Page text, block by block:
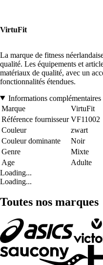
VirtuFit
La marque de fitness
qualité. Les équipements et
matériaux de qualité, avec un
fonctionnalités étendues.
Informations complémentaires
Marque
VirtuFit
Référence fournisseur VF11002
Couleur
zwart
Couleur dominante
Noir
Genre
Mixte
Age
Adulte
Loading...
Loading...
Toutes nos marques